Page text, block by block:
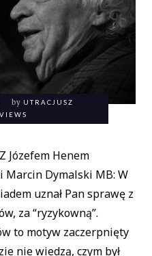
by UTRACJUSZ
Józefem Henem
Dymalski MB: W
uznał Pan sprawę z
za “ryzykowną”.
to motyw zaczerpnięty
nie wiedzą, czym był